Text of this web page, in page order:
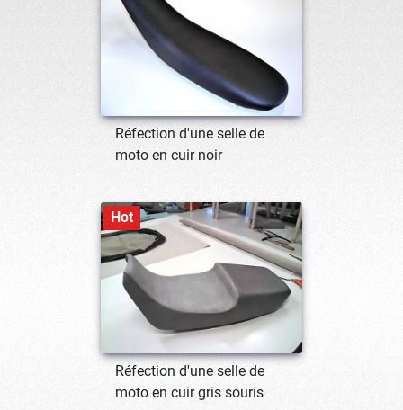
Réfection d'une selle de
moto en cuir noir
Hot
Réfection d'une selle de
moto en cuir gris souris